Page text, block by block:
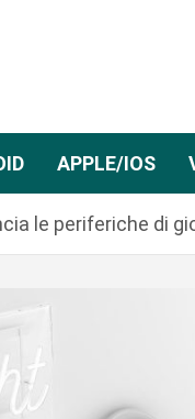
APPLE/IOS
le periferiche di